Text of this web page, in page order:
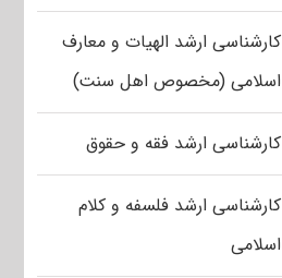
کارشناسی ارشد الهیات و معارف
اسلامی (مخصوص اهل سنت)
کارشناسی ارشد فقه و حقوق
کارشناسی ارشد فلسفه و کلام
اسلامی